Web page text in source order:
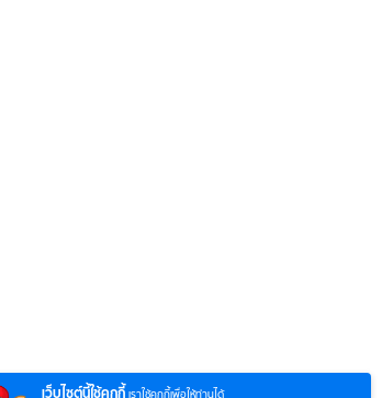
พบเธอ (พากย์
ไทย) 7 (Uncut Ver.) 8 (พาก
เว็บไซต์นี้ใช้คุกกี้ เราใช้คุกกี้เพื่อให้ท่านได้